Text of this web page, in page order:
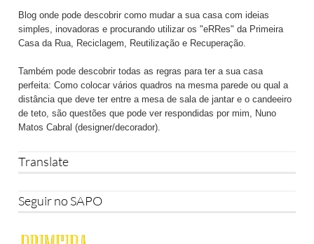
Blog onde pode descobrir como mudar a sua casa com ideias
simples, inovadoras e procurando utilizar os "eRRes" da Primeira
Casa da Rua, Reciclagem, Reutilização e Recuperação.
Também pode descobrir todas as regras para ter a sua casa
perfeita: Como colocar vários quadros na mesma parede ou qual a
distância que deve ter entre a mesa de sala de jantar e o candeeiro
de teto, são questões que pode ver respondidas por mim, Nuno
Matos Cabral (designer/decorador).
Translate
Seguir no SAPO